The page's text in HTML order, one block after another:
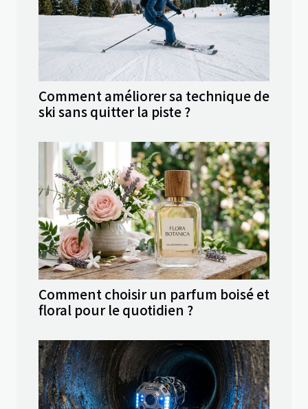
Comment améliorer sa technique de
ski sans quitter la piste ?
Comment choisir un parfum boisé et
floral pour le quotidien ?